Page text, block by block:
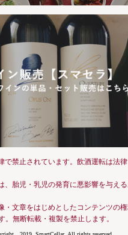
で禁止されています。飲酒運転は法
、胎児・乳児の発育に悪影響を与え
・文章をはじめとしたコンテンツの
。無断転載・複製を禁止します。